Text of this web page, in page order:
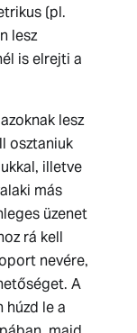
(pl.
lesz
is elrejti a
lesz
osztaniuk
illetve
más
üzenet
rá kell
nevére,
A
húzd le a